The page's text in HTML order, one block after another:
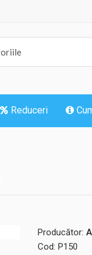
Reduceri
Producător:
Cod: P150